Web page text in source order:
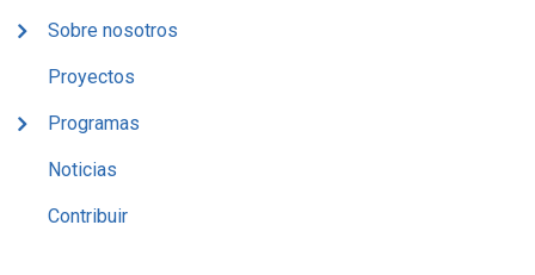
Sobre nosotros
Proyectos
Programas
Noticias
Contribuir